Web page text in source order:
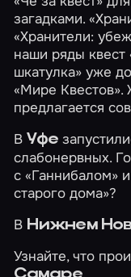
загадками.
«Хранители:
наши ряды квест
шкатулка» уже
«Мире
предлагается
ВУфе
слабонервных.
с«Ганнибалом»
старого дома»?
В Нижнем
Узнайте, что